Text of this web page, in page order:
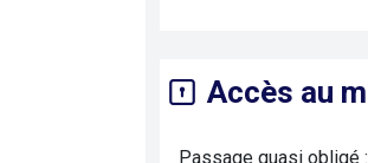
Accès au
Passage quasi obligé